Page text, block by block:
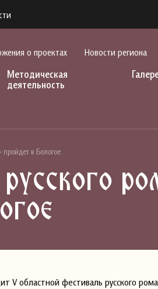
о проектах Новости региона
Методическая
деятельность
в Бологое
V областной фестиваль русского